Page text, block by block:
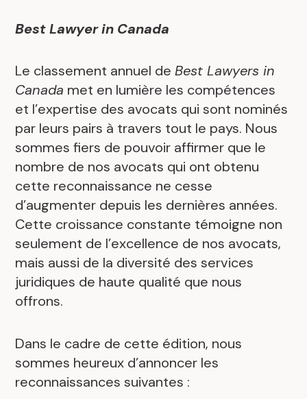
Best Lawyer in Canada
Le classement annuel deBest Lawyers in
Canada met en lumière les compétences
et l’expertise des avocats qui sont nominés
par leurs pairs à travers tout le pays. Nous
sommes fiers de pouvoir affirmer que le
nombre de nos avocats qui ont obtenu
cette reconnaissance ne cesse
d’augmenter depuis les dernières années.
Cette croissance constante témoigne non
seulement de l’excellence de nos avocats,
mais aussi de la diversité des services
juridiques de haute qualité que nous
offrons.
Dans le cadre de cette édition, nous
sommes heureux d’annoncer les
reconnaissances suivantes :